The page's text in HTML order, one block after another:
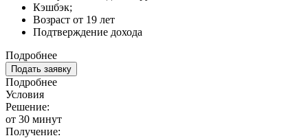
Кэшбэк;
Возраст от 19 лет
Подтверждение дохода
Подробнее
Подать заявку
Подробнее
Условия
Решение:
от 30 минут
Получение: